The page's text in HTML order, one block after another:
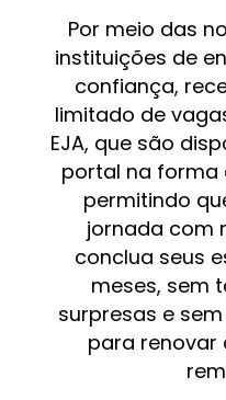
Por meio das
instituições de
confiança,
limitado de
EJA, que são
portal na forma
permitindo
jornada com
conclua seus
meses, sem
surpresas e
para renovar